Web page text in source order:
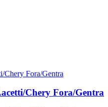
Chery Fora/Gentra